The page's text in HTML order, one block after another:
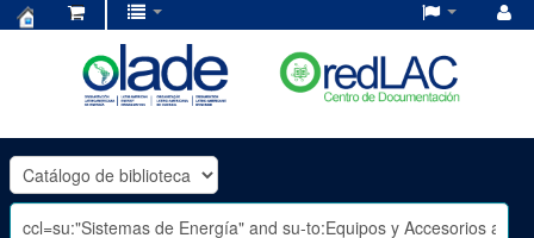
OLADE
-